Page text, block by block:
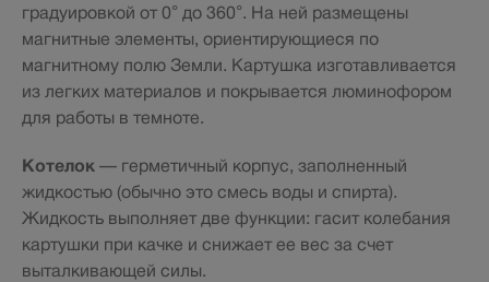
градуировкой от 0° до 360°. На ней размещены
магнитные элементы, ориентирующиеся по
магнитному полю Земли. Картушка изготавливается
из легких материалов и покрывается люминофором
для работы в темноте.
Котелок — герметичный корпус, заполненный
жидкостью (обычно это смесь воды и спирта).
Жидкость выполняет две функции: гасит колебания
картушки при качке и снижает ее вес за счет
выталкивающей силы.